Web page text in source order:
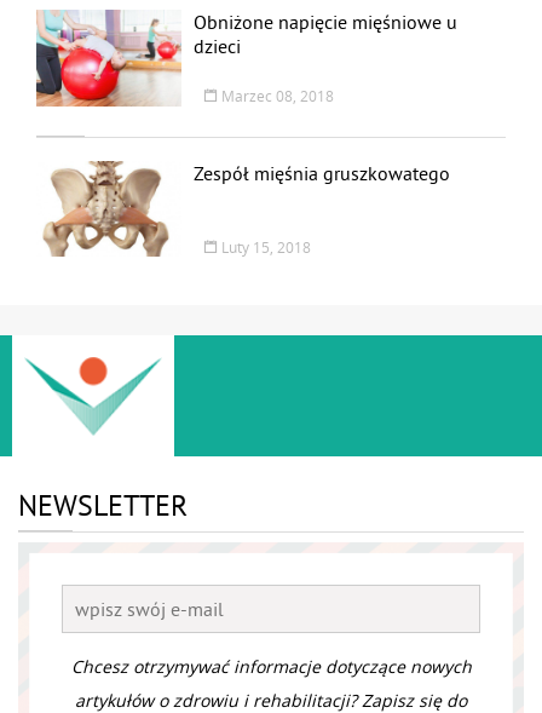
Obniżone napięcie mięśniowe u
dzieci
Marzec 08, 2018
Zespół mięśnia gruszkowatego
Luty 15, 2018
NEWSLETTER
Chcesz otrzymywać informacje dotyczące nowych
artykułów o zdrowiu i rehabilitacji? Zapisz się do